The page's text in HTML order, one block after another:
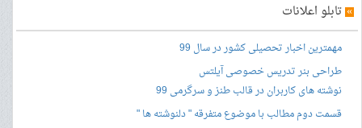
» تابلو اعلانات
مهمترین اخبار تحصیلی کشور در سال 99
طراحی بنرتدریس خصوصی آیلتس
نوشته های کاربران در قالب طنز و سرگرمی 99
قسمت دوم مطالب با موضوع متفرقه " دلنوشته ها "